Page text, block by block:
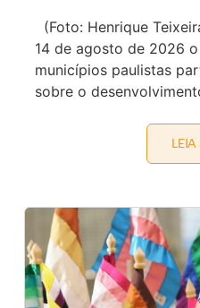
(Foto: Henrique
14 de agosto de 2026
municípios paulistas
sobre o
LEIA